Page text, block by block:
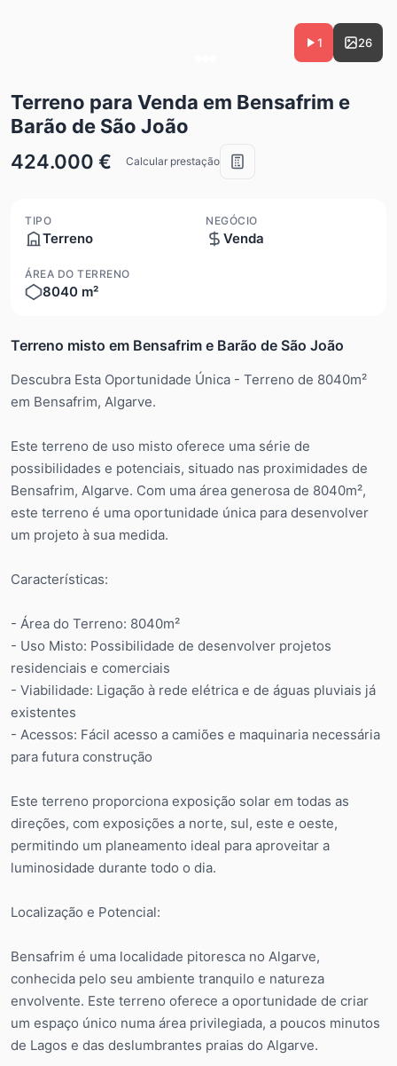
1 26
Terreno para Venda em Bensafrim e
Barão de São João
424.000 €
Calcular prestação
TIPO
Terreno
NEGÓCIO
Venda
ÁREA DO TERRENO
8040 m²
Terreno misto em Bensafrim e Barão de São João
Descubra Esta Oportunidade Única - Terreno de 8040m²
em Bensafrim, Algarve.
Este terreno de uso misto oferece uma série de
possibilidades e potenciais, situado nas proximidades de
Bensafrim, Algarve. Com uma área generosa de 8040m²,
este terreno é uma oportunidade única para desenvolver
um projeto à sua medida.
Características:
- Área do Terreno: 8040m²
- Uso Misto: Possibilidade de desenvolver projetos
residenciais e comerciais
- Viabilidade: Ligação à rede elétrica e de águas pluviais já
existentes
- Acessos: Fácil acesso a camiões e maquinaria necessária
para futura construção
Este terreno proporciona exposição solar em todas as
direções, com exposições a norte, sul, este e oeste,
permitindo um planeamento ideal para aproveitar a
luminosidade durante todo o dia.
Localização e Potencial:
Bensafrim é uma localidade pitoresca no Algarve,
conhecida pelo seu ambiente tranquilo e natureza
envolvente. Este terreno oferece a oportunidade de criar
um espaço único numa área privilegiada, a poucos minutos
de Lagos e das deslumbrantes praias do Algarve.